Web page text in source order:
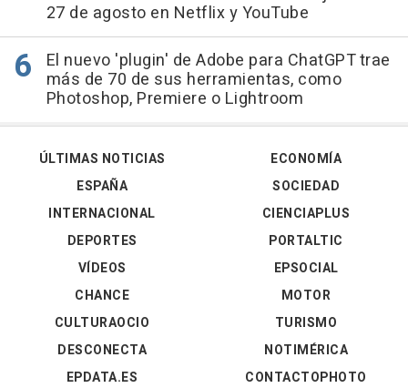
27 de agosto en Netflix y YouTube
El nuevo 'plugin' de Adobe para ChatGPT trae
más de 70 de sus herramientas, como
Photoshop, Premiere o Lightroom
ÚLTIMAS NOTICIAS
ESPAÑA
INTERNACIONAL
DEPORTES
VÍDEOS
ECONOMÍA
SOCIEDAD
CIENCIAPLUS
PORTALTIC
EPSOCIAL
CHANCE
CULTURAOCIO
DESCONECTA
EPDATA.ES
MOTOR
TURISMO
NOTIMÉRICA
CONTACTOPHOTO